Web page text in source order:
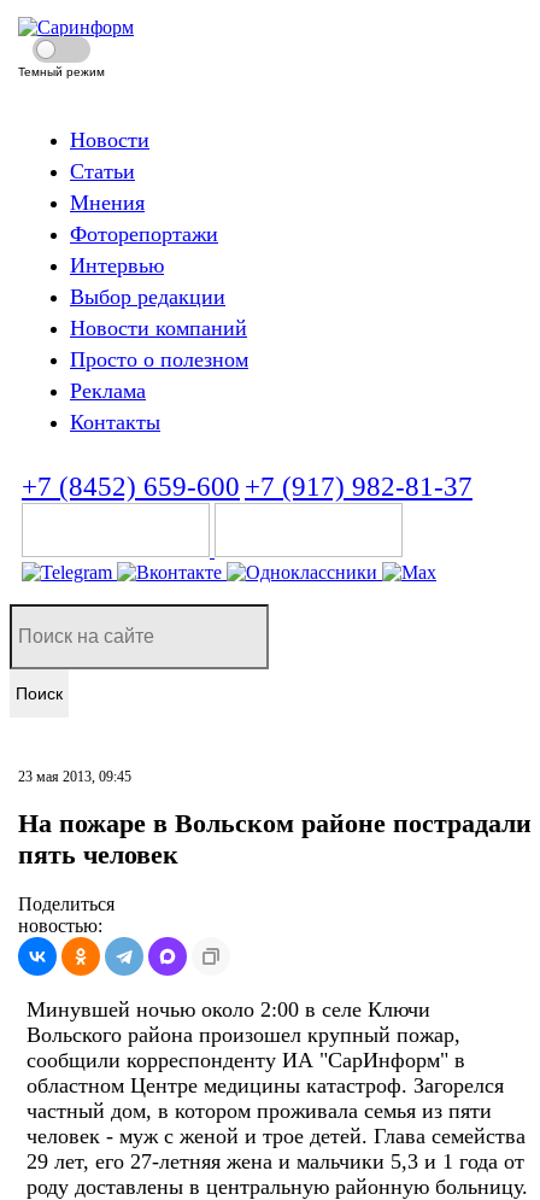
Темный режим
Новости
Статьи
Мнения
Фоторепортажи
Интервью
Выбор редакции
Новости компаний
Просто о полезном
Реклама
Контакты
+7 (8452) 659-600 +7 (917) 982-81-37
Поиск
23 мая 2013, 09:45
На пожаре в Вольском районе пострадали
пять человек
Поделиться
новостью:
Минувшей ночью около 2:00 в селе Ключи
Вольского района произошел крупный пожар,
сообщили корреспонденту ИА "СарИнформ" в
областном Центре медицины катастроф. Загорелся
частный дом, в котором проживала семья из пяти
человек - муж с женой и трое детей. Глава семейства
29 лет, его 27-летняя жена и мальчики 5,3 и 1 года от
роду доставлены в центральную районную больницу.